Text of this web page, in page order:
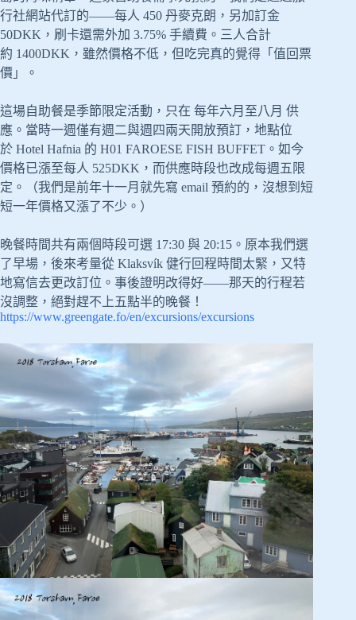
行社網站代訂的——每人 450 丹麥克朗，另加訂金
50DKK，刷卡還需外加 3.75% 手續費。三人合計
約 1400DKK，雖然價格不低，但吃完真的覺得「值回票
價」。
這場自助餐是季節限定活動，只在 每年六月至八月 供
應。當時一週僅有週二與週四兩天開放預訂，地點位
於 Hotel Hafnia 的 H01 FAROESE FISH BUFFET。如今
價格已漲至每人 525DKK，而供應時段也改成每週五限
定。（我們是前年十一月就先寫 email 預約的，沒想到短
短一年價格又漲了不少。）
晚餐時間共有兩個時段可選 17:30 與 20:15。原本我們選
了早場，後來考量從 Klaksvík 健行回程時間太緊，又特
地寫信去更改訂位。事後證明改得好——那天的行程若
沒調整，絕對趕不上五點半的晚餐！
https://www.greengate.fo/en/excursions/excursions